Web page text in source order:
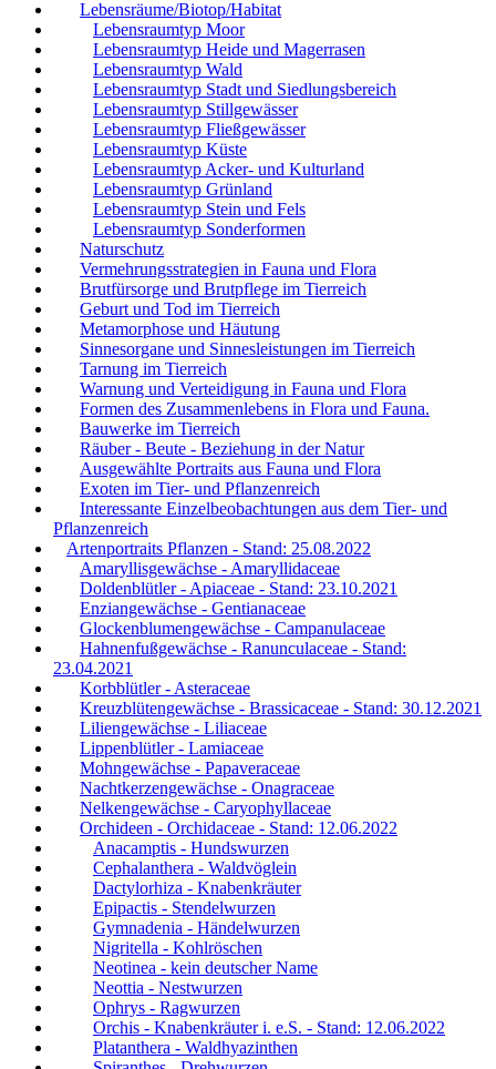
Lebensräume/Biotop/Habitat
Lebensraumtyp Moor
Lebensraumtyp Heide und Magerrasen
Lebensraumtyp Wald
Lebensraumtyp Stadt und Siedlungsbereich
Lebensraumtyp Stillgewässer
Lebensraumtyp Fließgewässer
Lebensraumtyp Küste
Lebensraumtyp Acker- und Kulturland
Lebensraumtyp Grünland
Lebensraumtyp Stein und Fels
Lebensraumtyp Sonderformen
Naturschutz
Vermehrungsstrategien in Fauna und Flora
Brutfürsorge und Brutpflege im Tierreich
Geburt und Tod im Tierreich
Metamorphose und Häutung
Sinnesorgane und Sinnesleistungen im Tierreich
Tarnung im Tierreich
Warnung und Verteidigung in Fauna und Flora
Formen des Zusammenlebens in Flora und Fauna.
Bauwerke im Tierreich
Räuber - Beute - Beziehung in der Natur
Ausgewählte Portraits aus Fauna und Flora
Exoten im Tier- und Pflanzenreich
Interessante Einzelbeobachtungen aus dem Tier- und
Pflanzenreich
Artenportraits Pflanzen - Stand: 25.08.2022
Amaryllisgewächse - Amaryllidaceae
Doldenblütler - Apiaceae - Stand: 23.10.2021
Enziangewächse - Gentianaceae
Glockenblumengewächse - Campanulaceae
Hahnenfußgewächse - Ranunculaceae - Stand:
23.04.2021
Korbblütler - Asteraceae
Kreuzblütengewächse - Brassicaceae - Stand: 30.12.2021
Liliengewächse - Liliaceae
Lippenblütler - Lamiaceae
Mohngewächse - Papaveraceae
Nachtkerzengewächse - Onagraceae
Nelkengewächse - Caryophyllaceae
Orchideen - Orchidaceae - Stand: 12.06.2022
Anacamptis - Hundswurzen
Cephalanthera - Waldvöglein
Dactylorhiza - Knabenkräuter
Epipactis - Stendelwurzen
Gymnadenia - Händelwurzen
Nigritella - Kohlröschen
Neotinea - kein deutscher Name
Neottia - Nestwurzen
Ophrys - Ragwurzen
Orchis - Knabenkräuter i. e.S. - Stand: 12.06.2022
Platanthera - Waldhyazinthen